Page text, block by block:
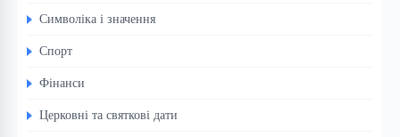
Символіка і значення
Спорт
Фінанси
Церковні та святкові дати